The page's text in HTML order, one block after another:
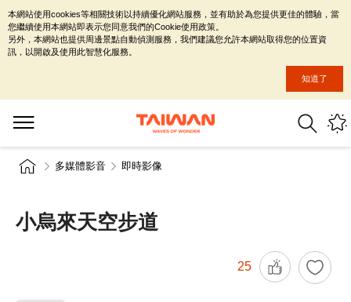
多媒體影音 即時影像
小烏來天空步道
25
本網站使用cookies等相關技術以持續優化網站服務，並有助於為您提供更佳的體驗，當
您繼續使用本網站即表示您同意我們的Cookie使用政策。
另外，本網站也提供周邊景點自動偵測服務，我們建議您允許本網站取得您的位置資
訊，以開啟及使用此智慧化服務。
知道了